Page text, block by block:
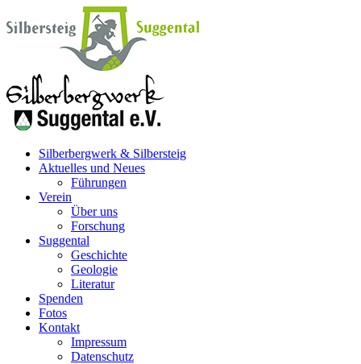
Silberbergwerk & Silbersteig
Aktuelles und Neues
Führungen
Verein
Über uns
Forschung
Suggental
Geschichte
Geologie
Literatur
Spenden
Fotos
Kontakt
Impressum
Datenschutz